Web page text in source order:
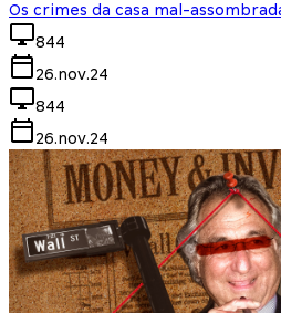
Os crimes da casa mal-
844
26.nov.24
844
26.nov.24